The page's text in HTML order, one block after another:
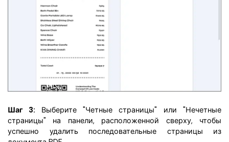
Шаг 3: Выберите "Четные страницы" или "Нечетные
страницы" на панели, расположенной сверху, чтобы
успешно удалить последовательные страницы из